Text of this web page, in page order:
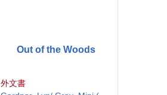
Out of the Woods
外文書